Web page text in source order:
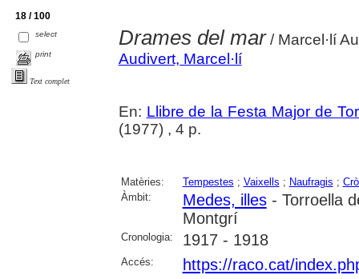
18 / 100
select
print
Text complet
Drames del mar/ Marcel·lí
Audivert, Marcel·lí
En: Llibre de la Festa Major de
(1977) , 4 p.
Matèries: Tempestes ; Vaixells ; Naufragis ;
Àmbit:
Medes, illes- Torroella
Montgrí
Cronologia: 1917 - 1918
Accés: https://raco.cat/